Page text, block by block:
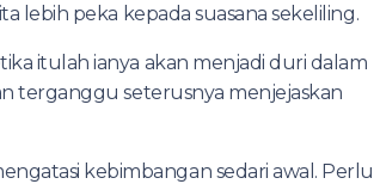
lebih peka kepada suasana sekeliling.
itulah ianya akan menjadi duri dalam
terganggu seterusnya menjejaskan
kebimbangan sedari awal. Perlu